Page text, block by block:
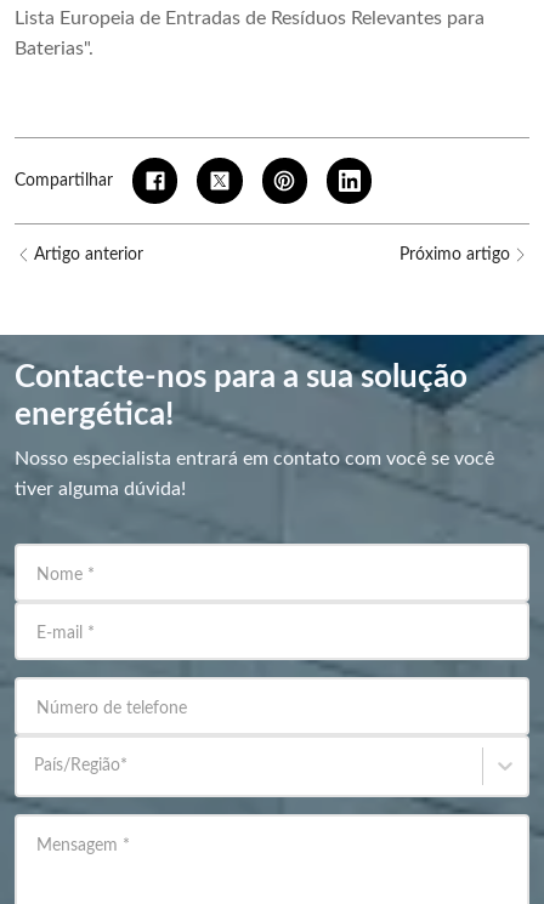
Lista Europeia de Entradas de Resíduos Relevantes para
Baterias".
Compartilhar
Artigo anterior Próximo artigo
Contacte-nos para a sua solução
energética!
Nosso especialista entrará em contato com você se você
tiver alguma dúvida!
Nome *
E-mail *
Número de telefone
País/Região*
Mensagem *